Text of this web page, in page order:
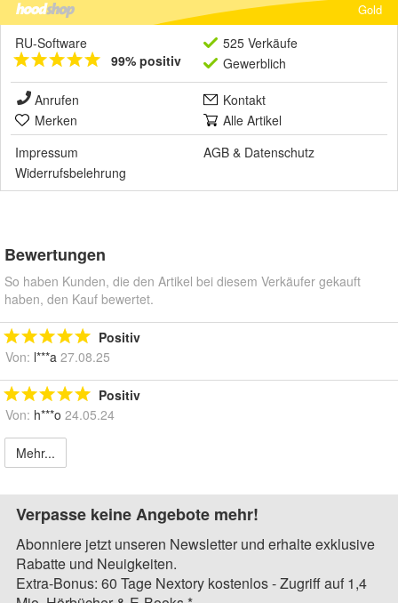
Gold
RU-Software
99% positiv
525 Verkäufe
Gewerblich
Anrufen
Kontakt
Merken
Alle Artikel
Impressum
AGB & Datenschutz
Widerrufsbelehrung
Bewertungen
So haben Kunden, die den Artikel bei diesem Verkäufer gekauft
haben, den Kauf bewertet.
Positiv
Von: l***a 27.08.25
Positiv
Von: h***o 24.05.24
Mehr...
Verpasse keine Angebote mehr!
Abonniere jetzt unseren Newsletter und erhalte exklusive
Rabatte und Neuigkeiten.
Extra-Bonus: 60 Tage Nextory kostenlos - Zugriff auf 1,4